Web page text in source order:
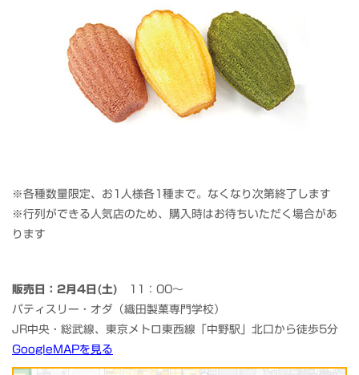
※各種数量限定、お1人様各1種まで。なくなり次第終了します
※行列ができる人気店のため、購入時はお待ちいただく場合があ
ります
販売日：2月4日(土)
11：00～
パティスリー・オダ（織田製菓専門学校）
JR中央・総武線、東京メトロ東西線「中野駅」北口から徒歩5分
GoogleMAPを見る